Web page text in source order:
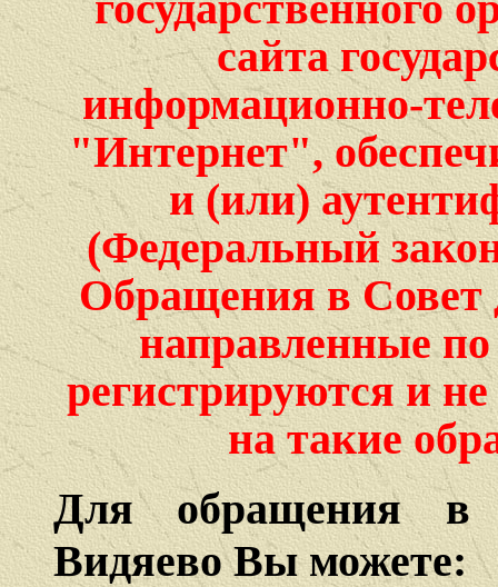
сайта
информационно-
"Интернет",
и (или)
(Федеральный
Обращения в Совет
направленные
регистрируются и
на такие
Для обращения в
Видяево Вы можете: